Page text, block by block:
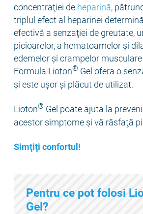
concentraţiei de heparină,
triplul efect al heparinei
efectivă a senzaţiei de greutate,
picioarelor, a hematoamelor şi
edemelor şi crampelor
Formula Lioton® Gel ofera o
şi este uşor şi plăcut de utilizat.
Lioton® Gel poate ajuta la
acestor simptome şi vă răsfaţă
Simţiţi confortul!
Pentru ce pot folosi
Gel?